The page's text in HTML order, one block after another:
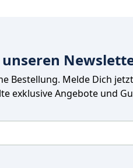
Bestellung. Melde Dich
exklusive Angebote und